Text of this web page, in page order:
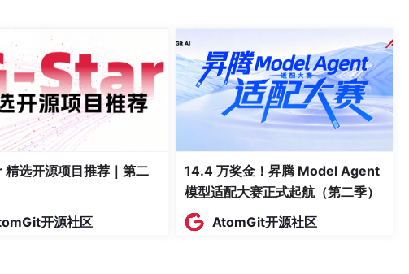
块吃透：
的 ReAct、Plan-and-Execute）
长期记忆（向量数据库持久化）
，用清晰的描述让模型学会何时调用
整 → 进入下一轮循环
代码写出“思考 → 行动 → 观察”的循环，哪怕工具只是一个计算器
架的源码都会一目了然。
，构建你的“武器库”
选开源项目推荐｜第二
开源社区
14.4 万奖金！昇腾 Model Agent
模型适配大赛正式起航（第二季）
AtomGit开源社区